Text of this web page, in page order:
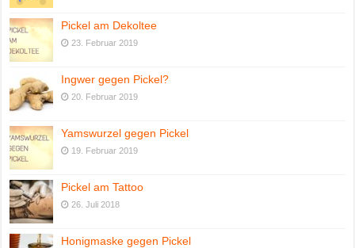
Pickel am Dekoltee
23. Februar 2019
Ingwer gegen Pickel?
20. Februar 2019
Yamswurzel gegen Pickel
19. Februar 2019
Pickel am Tattoo
26. Juli 2018
Honigmaske gegen Pickel